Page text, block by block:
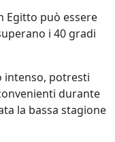
Egitto può essere
i 40 gradi
intenso, potresti
durante
la bassa stagione